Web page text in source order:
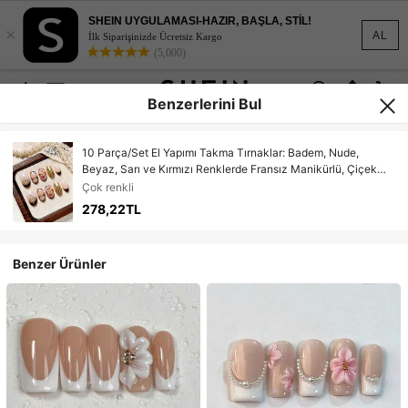
AL
×
SHEIN UYGULAMASI-HAZIR, BAŞLA, STİL!
İlk Siparişinizde Ücretsiz Kargo
(5,000)
Benzerlerini Bul
10 Parça/Set El Yapımı Takma Tırnaklar: Badem, Nude,
Beyaz, Sarı ve Kırmızı Renklerde Fransız Manikürlü, Çiçek
Desenli ve Dalgalı Desenli Gel-X Takma Tırnaklar, Turuncu
Gradyan ve Puantiyeli ve Çizgili Kedi Gözü Takma Tırnaklar,
Parti, Düğün ve Günlük Kullanım İçin Uygundur, 1 Adet Jel
Çok renkli
278,22TL
Benzer Ürünler